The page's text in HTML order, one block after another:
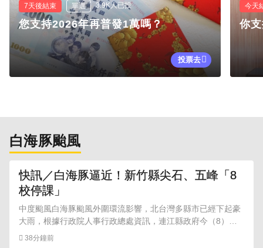
7天後結束 單選 3.9K人已投
您支持2026年再普發1萬嗎？
投票去
今天
你
白海豚颱風
快訊／白海豚逼近！新竹縣尖石、五峰「8
校停課」
中度颱風白海豚颱風外圍環流影響，北台灣多縣市已經下起豪
大雨，根據行政院人事行政總處資訊，連江縣政府今（8）日
晚間宣布，明（9）日停止上班及上課。
38分鐘前